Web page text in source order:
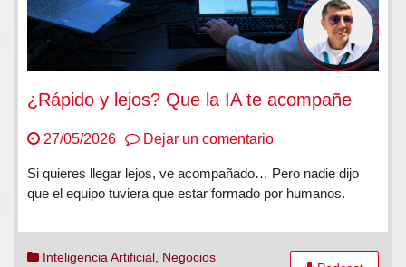
¿Rápido y lejos? Que la IA te acompañe
27/05/2026 Dejar un comentarioen
y
Si quieres llegar lejos, ve acompañado… Pero nadie dijo
que el equipo tuviera que estar formado por humanos.
Inteligencia Artificial, Negocios